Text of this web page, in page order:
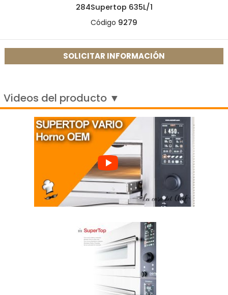
284Supertop 635L/1
Código 9279
SOLICITAR INFORMACIÓN
Videos del producto ▼